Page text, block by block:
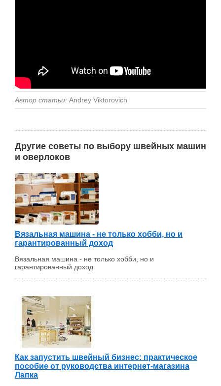
Автор статьи: Andrey Viktorovich
Другие советы по выбору швейных машин
и оверлоков
Вязальная машина - не только хобби, но и
гарантированный доход
Вязальная машина - не только хобби, но и
гарантированный доход
Как запустить швейный бизнес: практическое
пособие от руководства интернет-магазина
Лапка